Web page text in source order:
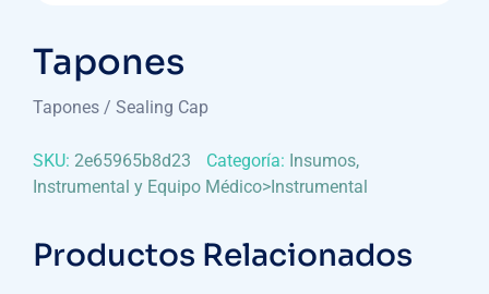
Tapones
Tapones / Sealing Cap
SKU: 2e65965b8d23 Categoría: Insumos,
Instrumental y Equipo Médico>Instrumental
Productos Relacionados